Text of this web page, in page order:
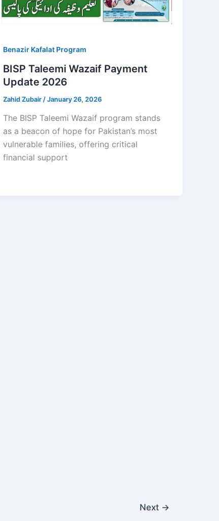
Benazir Kafalat Program
BISP Taleemi Wazaif Payment
Update 2026
Zahid Zubair /January 26, 2026
The BISP Taleemi Wazaif program stands
as a beacon of hope for Pakistan’s most
vulnerable families, offering critical
financial support
Next →